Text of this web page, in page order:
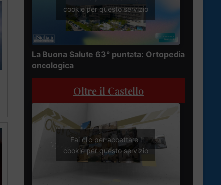
cookie per questo servizio
La Buona Salute 63° puntata: Ortopedia
oncologica
Oltre il Castello
Fai clic per accettare i
cookie per questo servizio